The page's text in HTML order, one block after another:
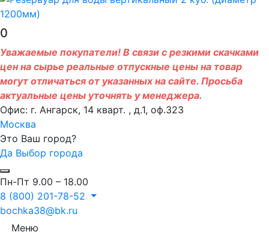
0
Уважаемые покупатели! В связи с резкими скачками
цен на сырье реальные отпускные цены на товар
могут отличаться от указанных на сайте. Просьба
актуальные цены уточнять у менеджера.
Офис: г. Ангарск, 14 кварт. , д.1, оф.323
Москва
Это Ваш город?
Да Выбор города
Пн-Пт 9.00 – 18.00
8 (800) 201-78-52
bochka38@bk.ru
Меню